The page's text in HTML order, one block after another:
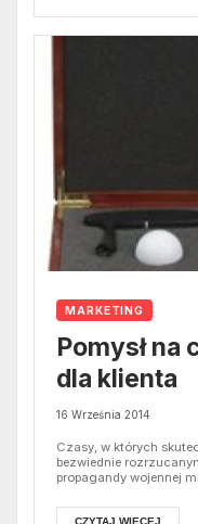
MARKETING
Pomysł na
dla klienta
16 Września 2014
Czasy, w których
bezwiednie
propagandy wojennej
CZYTAJ WIĘCEJ